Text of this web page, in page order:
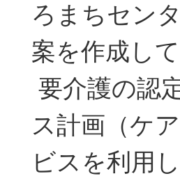
ろまちセン
案を作成し
要介護の認
ス計画（ケ
ビスを利用し